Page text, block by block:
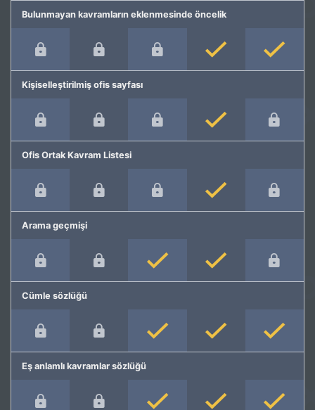
Bulunmayan kavramların eklenmesinde öncelik
Kişiselleştirilmiş ofis sayfası
Ofis Ortak Kavram Listesi
Arama geçmişi
Cümle sözlüğü
Eş anlamlı kavramlar sözlüğü